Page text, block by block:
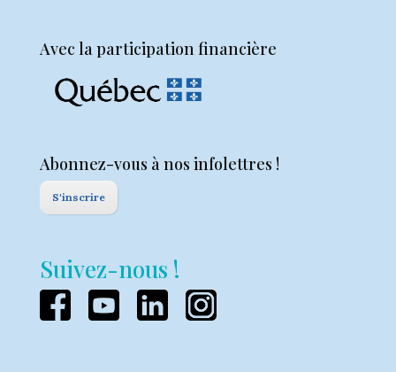
Avec la participation financière
Abonnez-vous à nos infolettres !
S'inscrire
Suivez-nous !